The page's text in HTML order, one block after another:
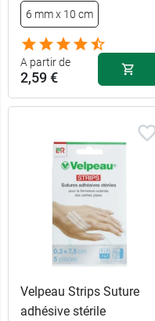
DS 16 mm
DS 16 mm
2,79 €
6 mm x 10 cm
A partir de
2,59 €
Velpeau Strips Suture
adhésive stérile